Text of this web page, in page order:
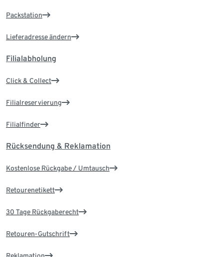
Packstation
Lieferadresse ändern
Filialabholung
Click & Collect
Filialreservierung
Filialfinder
Rücksendung & Reklamation
Kostenlose Rückgabe / Umtausch
Retourenetikett
30 Tage Rückgaberecht
Retouren-Gutschrift
Reklamation